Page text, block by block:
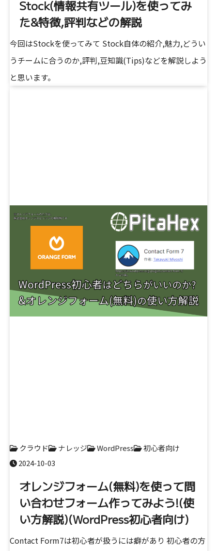
Stock(情報共有ツール)を使ってみ
た&特徴,評判などの解説
今回はStockを使ってみて Stock自体の紹介,魅力,どうい
うチームに合うのか,評判,豆知識(Tips)などを解説しよう
と思います。
クラウド ナレッジ WordPress
初心者向け
2024-10-03
オレンジフォーム(無料)を使って問
い合わせフォーム作ってみよう!(使
い方解説)(WordPress初心者向け)
Contact Form7は初心者が扱うには癖があり 初心者の方